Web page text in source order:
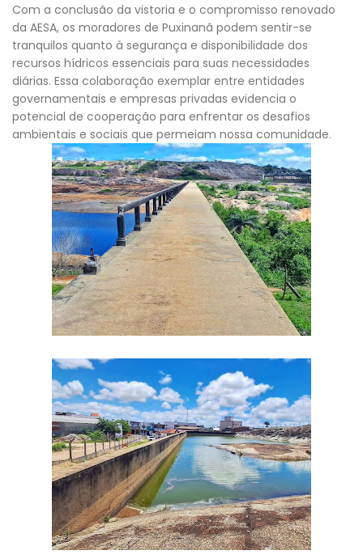
Com a conclusão da vistoria e o compromisso renovado
da AESA, os moradores de Puxinanã podem sentir-se
tranquilos quanto à segurança e disponibilidade dos
recursos hídricos essenciais para suas necessidades
diárias. Essa colaboração exemplar entre entidades
governamentais e empresas privadas evidencia o
potencial de cooperação para enfrentar os desafios
ambientais e sociais que permeiam nossa comunidade.